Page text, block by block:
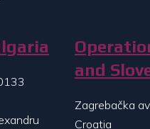
and
Zagrebačka
Croatia